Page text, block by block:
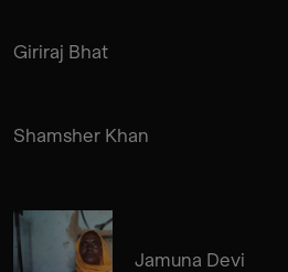
Giriraj Bhat
Shamsher Khan
Jamuna Devi